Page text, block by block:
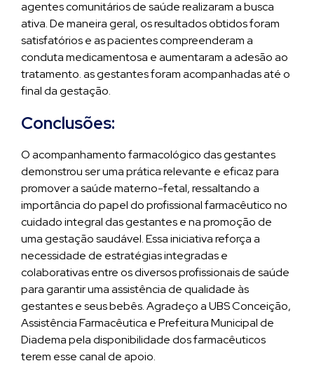
agentes comunitários de saúde realizaram a busca
ativa. De maneira geral, os resultados obtidos foram
satisfatórios e as pacientes compreenderam a
conduta medicamentosa e aumentaram a adesão ao
tratamento. as gestantes foram acompanhadas até o
final da gestação.
Conclusões:
O acompanhamento farmacológico das gestantes
demonstrou ser uma prática relevante e eficaz para
promover a saúde materno-fetal, ressaltando a
importância do papel do profissional farmacêutico no
cuidado integral das gestantes e na promoção de
uma gestação saudável. Essa iniciativa reforça a
necessidade de estratégias integradas e
colaborativas entre os diversos profissionais de saúde
para garantir uma assistência de qualidade às
gestantes e seus bebês. Agradeço a UBS Conceição,
Assistência Farmacêutica e Prefeitura Municipal de
Diadema pela disponibilidade dos farmacêuticos
terem esse canal de apoio.